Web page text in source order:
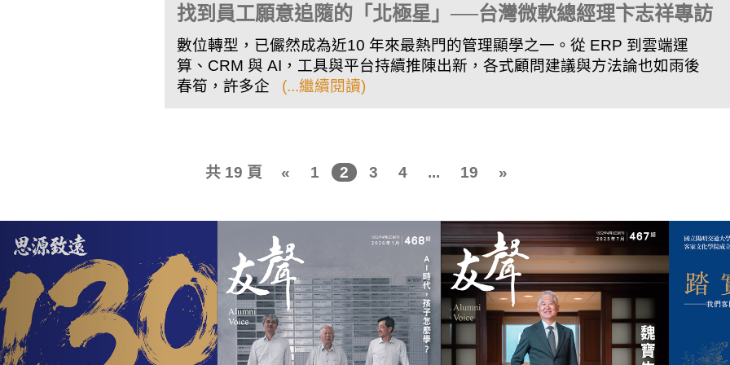
找到員工願意追隨的「北極星」──台灣微軟總經理卞志祥專訪
數位轉型，已儼然成為近10 年來最熱門的管理顯學之一。從 ERP 到雲端運
算、CRM 與 AI，工具與平台持續推陳出新，各式顧問建議與方法論也如雨後
春筍，許多企 (...繼續閱讀)
共 19 頁 « 1 2 3 4 ... 19 »